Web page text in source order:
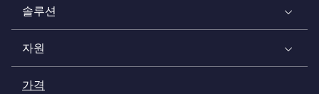
솔루션
자원
가격